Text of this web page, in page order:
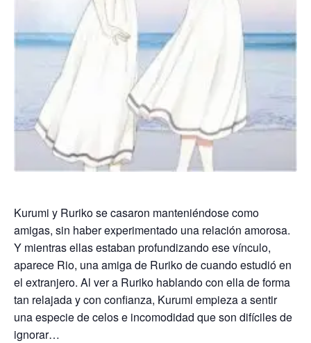
Kurumi y Ruriko se casaron manteniéndose como
amigas, sin haber experimentado una relación amorosa.
Y mientras ellas estaban profundizando ese vínculo,
aparece Rio, una amiga de Ruriko de cuando estudió en
el extranjero. Al ver a Ruriko hablando con ella de forma
tan relajada y con confianza, Kurumi empieza a sentir
una especie de celos e incomodidad que son difíciles de
ignorar…